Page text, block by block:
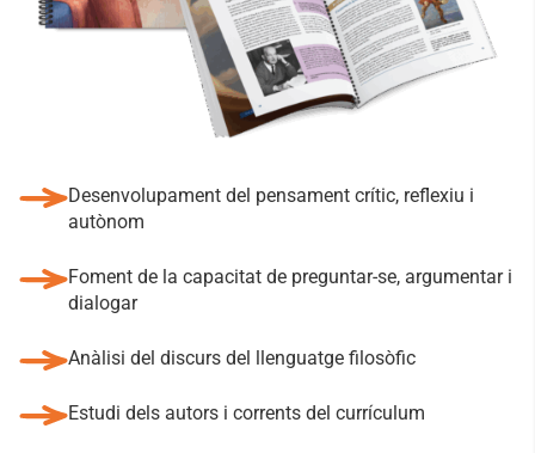
Desenvolupament del pensament crític, reflexiu i
autònom
Foment de la capacitat de preguntar-se, argumentar i
dialogar
Anàlisi del discurs del llenguatge filosòfic
Estudi dels autors i corrents del currículum